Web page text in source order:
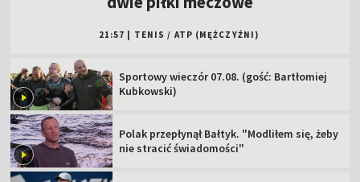
21:57 | TENIS / ATP (MĘŻCZYŹNI)
Sportowy wieczór 07.08. (gość: Bartłomiej
Kubkowski)
Polak przepłynął Bałtyk. "Modliłem się, żeby
nie stracić świadomości"